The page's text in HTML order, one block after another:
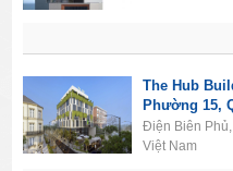
The Hub
Phường 15,
Chí Minh
Điện Biên
Việt Nam